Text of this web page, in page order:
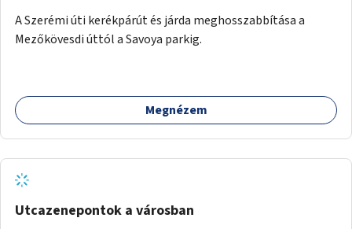
A Szerémi úti kerékpárút és járda meghosszabbítása a
Mezőkövesdi úttól a Savoya parkig.
Megnézem
Utcazenepontok a városban